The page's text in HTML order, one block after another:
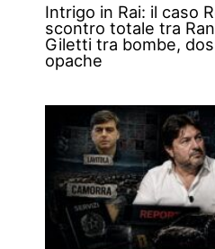
Intrigo in Rai: il caso
scontro totale tra
Giletti tra bombe,
opache